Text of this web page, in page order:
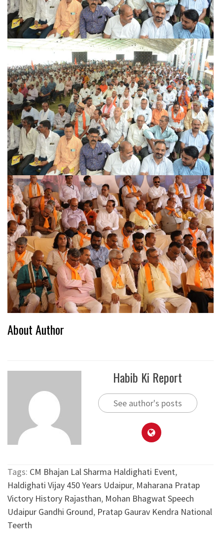
About Author
Habib Ki Report
See author's posts
Tags: CM Bhajan Lal Sharma Haldighati Event,
Haldighati Vijay 450 Years Udaipur, Maharana Pratap
Victory History Rajasthan, Mohan Bhagwat Speech
Udaipur Gandhi Ground, Pratap Gaurav Kendra National
Teerth